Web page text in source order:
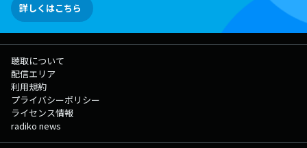
詳しくはこちら
聴取について
配信エリア
利用規約
プライバシーポリシー
ライセンス情報
radiko news